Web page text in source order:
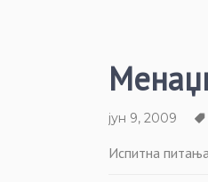
јун 9, 2009
Испитна